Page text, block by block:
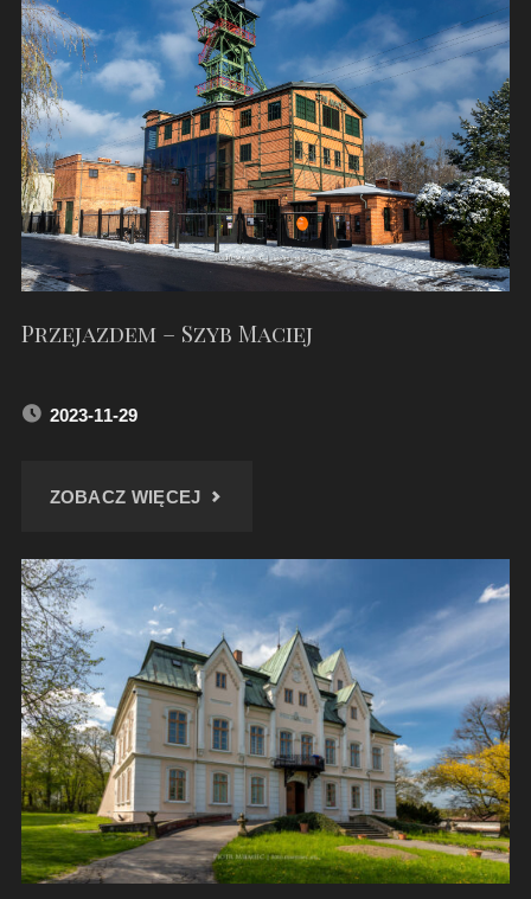
PAŁAC
WIĘKSZYCE"
Przejazdem – Szyb Maciej
2023-11-29
ZOBACZ WIĘCEJ"PRZEJAZDEM
SZYB
MACIEJ"